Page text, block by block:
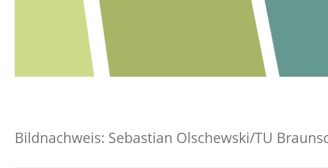
Bildnachweis: Sebastian Olschewski/TU